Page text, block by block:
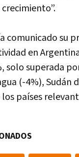
comunicado su
en
solo superada
(-4%), Sudán
países